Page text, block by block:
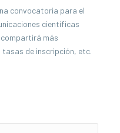
convocatoria para el
científicas
compartirá más
de inscripción, etc.